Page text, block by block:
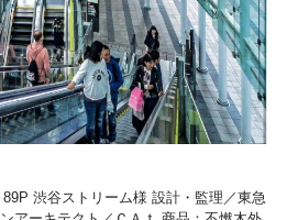
89P 渋谷ストリーム様 設計・監理／東急